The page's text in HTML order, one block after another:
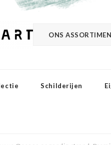
ONS
Schilderijen